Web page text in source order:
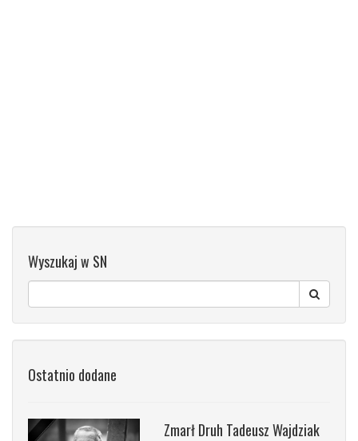
Wyszukaj w SN
Ostatnio dodane
Zmarł Druh Tadeusz Wajdziak